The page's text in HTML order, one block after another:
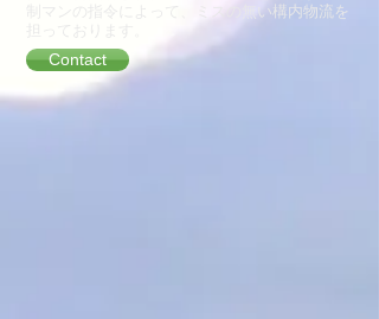
制マンの指令によって、ミスの無い構内物流を
Contact